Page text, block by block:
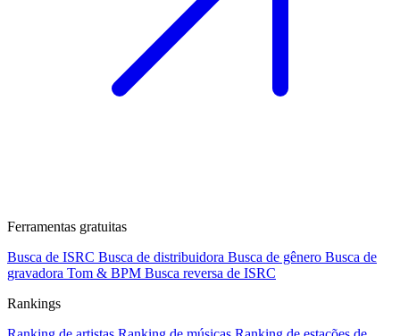
Ferramentas gratuitas
Busca de ISRC Busca de distribuidora Busca de gênero Busca de
gravadora Tom & BPM Busca reversa de ISRC
Rankings